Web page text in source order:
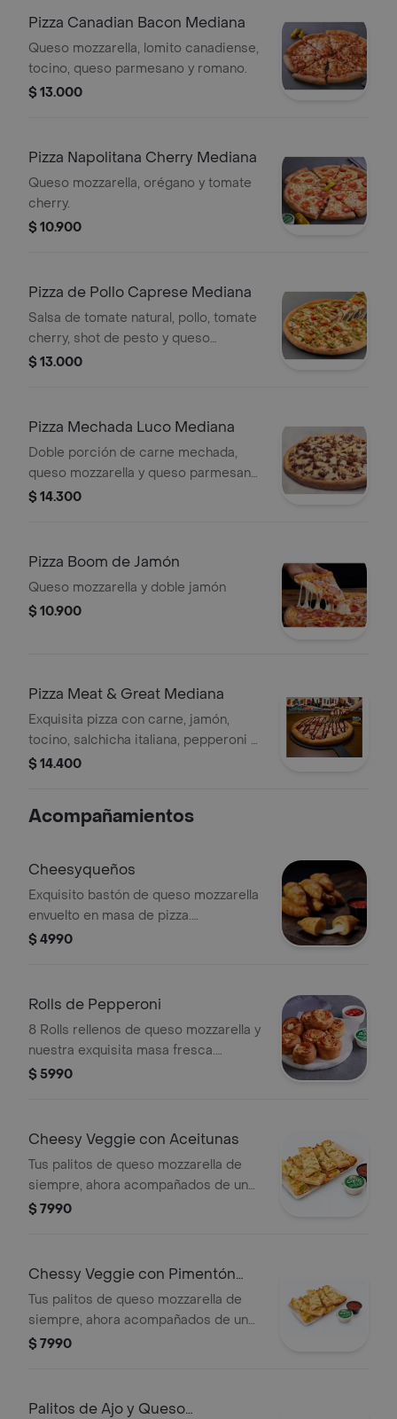
Pizza Canadian Bacon Mediana
Queso mozzarella, lomito canadiense,
tocino, queso parmesano y romano.
$ 13.000
Pizza Napolitana Cherry Mediana
Queso mozzarella, orégano y tomate
cherry.
$ 10.900
Pizza de Pollo Caprese Mediana
Salsa de tomate natural, pollo, tomate
cherry, shot de pesto y queso
mozzarella.
$ 13.000
Pizza Mechada Luco Mediana
Doble porción de carne mechada,
queso mozzarella y queso parmesano
y romano.
$ 14.300
Pizza Boom de Jamón
Queso mozzarella y doble jamón
$ 10.900
Pizza Meat & Great Mediana
Exquisita pizza con carne, jamón,
tocino, salchicha italiana, pepperoni y
un shot de salsa bbq.
$ 14.400
Acompañamientos
Cheesyqueños
Exquisito bastón de queso mozzarella
envuelto en masa de pizza.
acompañado de un cup de salsa de
$ 4990
Rolls de Pepperoni
8 Rolls rellenos de queso mozzarella y
nuestra exquisita masa fresca.
elígelos rellenos con pepperoni o
$ 5990
Cheesy Veggie con Aceitunas
Tus palitos de queso mozzarella de
siempre, ahora acompañados de un
vegetal o shot a tu elección.
$ 7990
Chessy Veggie con Pimentón
Verde
Tus palitos de queso mozzarella de
siempre, ahora acompañados de un
vegetal o shot a tu elección.
$ 7990
Palitos de Ajo y Queso